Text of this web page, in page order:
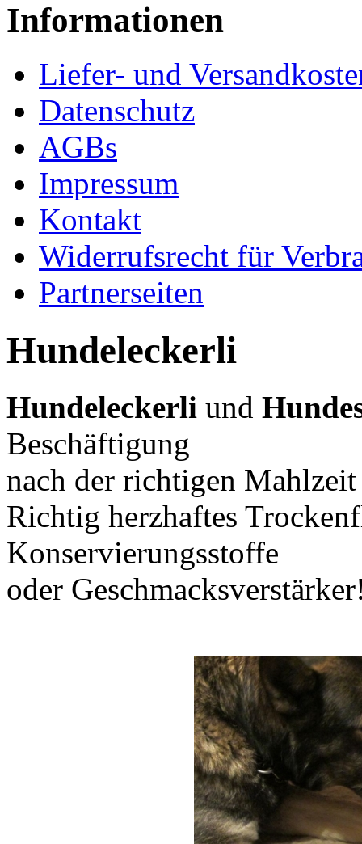
Informationen
Liefer- und
Datenschutz
AGBs
Impressum
Kontakt
Widerrufsrecht für
Partnerseiten
Hundeleckerli
Hundeleckerli und
Beschäftigung
nach der richtigen
Richtig herzhaftes
Konservierungsstoffe
oder